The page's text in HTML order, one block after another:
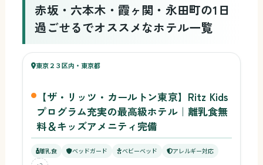
赤坂・六本木・霞ヶ関・永田町の1日
過ごせるでオススメなホテル一覧
68ベビー
東京２３区内・東京都
【ザ・リッツ・カールトン東京】Ritz Kids
プログラム充実の最高級ホテル｜離乳食無
料＆キッズアメニティ完備
離乳食 ベッドガード ベビーベッド
アレルギー対応